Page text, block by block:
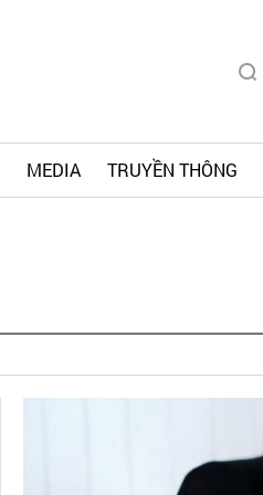
MEDIA TRUYỀN THÔNG